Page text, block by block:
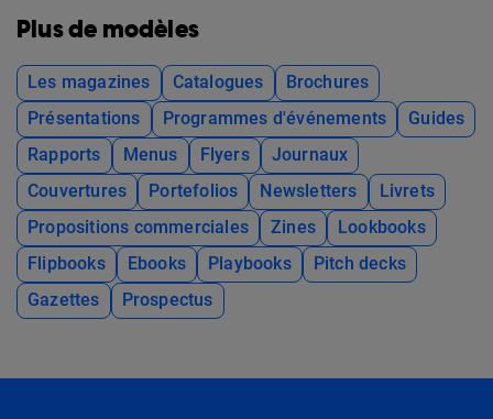
Plus de modèles
Les magazines Catalogues
Brochures
Présentations
Programmes d'événements
Guides
Rapports
Menus Flyers
Journaux
Couvertures
Portefolios Newsletters
Livrets
Propositions commerciales
Zines
Lookbooks
Flipbooks
Ebooks Playbooks
Pitch decks
Gazettes
Prospectus